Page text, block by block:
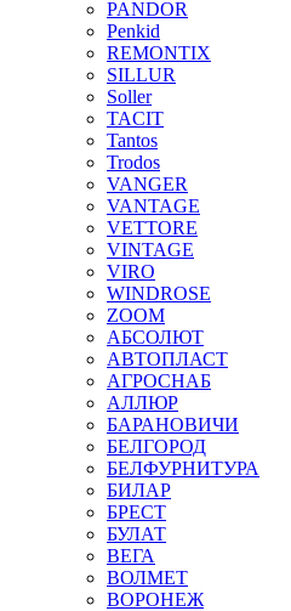
PANDOR
Penkid
REMONTIX
SILLUR
Soller
TACIT
Tantos
Trodos
VANGER
VANTAGE
VETTORE
VINTAGE
VIRO
WINDROSE
ZOOM
АБСОЛЮТ
АВТОПЛАСТ
АГРОСНАБ
АЛЛЮР
БАРАНОВИЧИ
БЕЛГОРОД
БЕЛФУРНИТУРА
БИЛАР
БРЕСТ
БУЛАТ
ВЕГА
ВОЛМЕТ
ВОРОНЕЖ